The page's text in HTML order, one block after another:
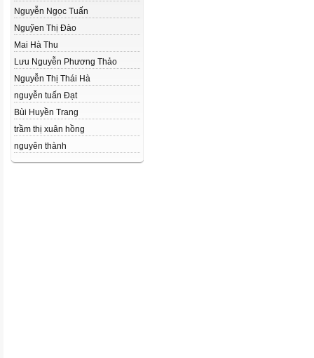
Nguyễn Ngọc Tuấn
Nguỹen Thị Đào
Mai Hà Thu
Lưu Nguyễn Phương Thảo
Nguyễn Thị Thái Hà
nguyễn tuấn Đạt
Bùi Huyền Trang
trầm thị xuân hồng
nguyên thành